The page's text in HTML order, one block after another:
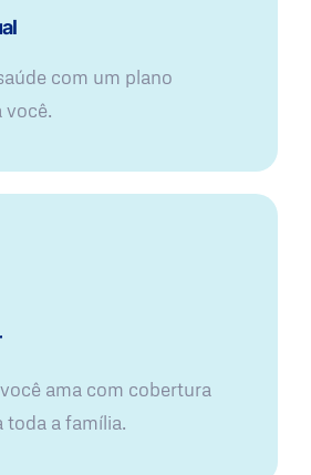
com um plano
você.
ama com cobertura
toda a família.